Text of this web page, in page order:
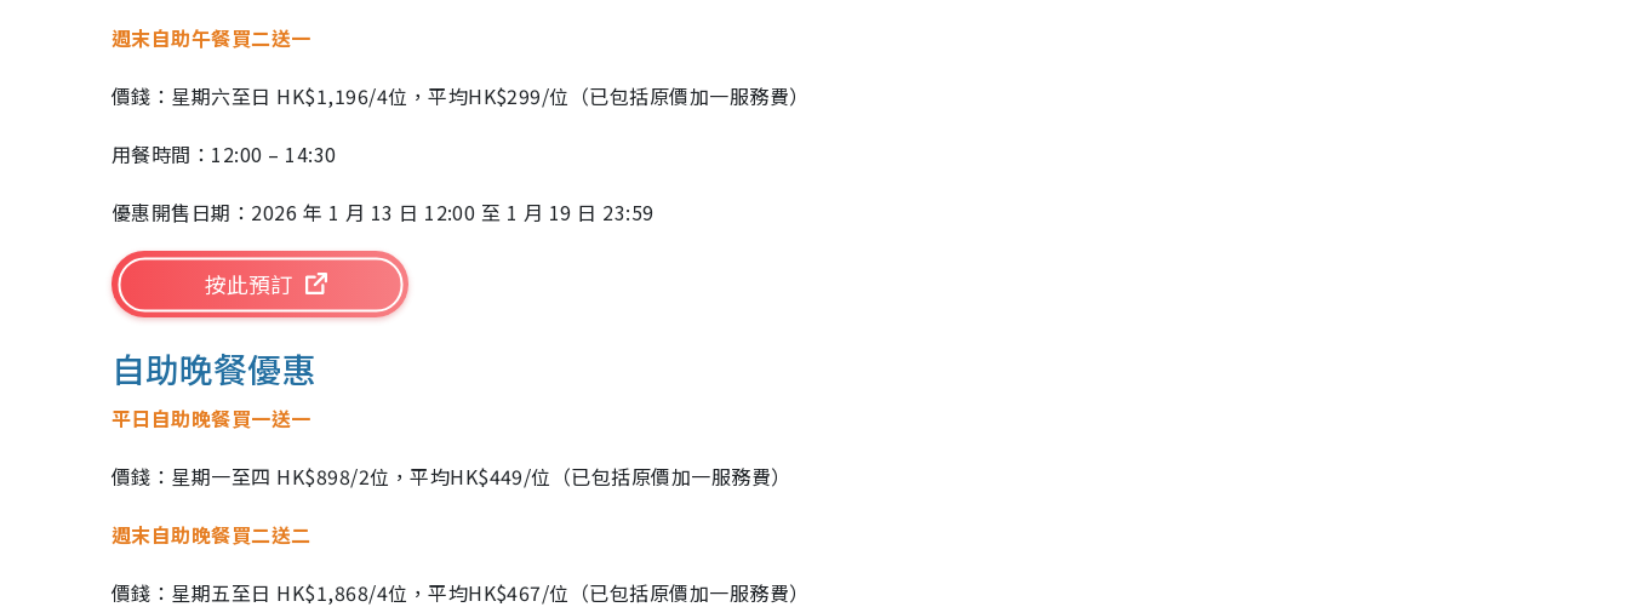
週末自助午餐買二送一
價錢：星期六至日 HK$1,196/4位，平均HK$299/位（已包括原價加一服務費）
用餐時間：12:00 – 14:30
優惠開售日期：2026 年 1 月 13 日 12:00 至 1 月 19 日 23:59
按此預訂
自助晚餐優惠
平日自助晚餐買一送一
價錢：星期一至四 HK$898/2位，平均HK$449/位（已包括原價加一服務費）
週末自助晚餐買二送二
價錢：星期五至日 HK$1,868/4位，平均HK$467/位（已包括原價加一服務費）